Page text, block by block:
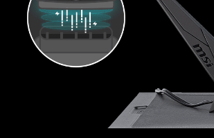
MSI PCI-E
裝甲，增加
並提供更強
免高端顯示
成PCI-E插
裝甲還能保
傳輸訊號免